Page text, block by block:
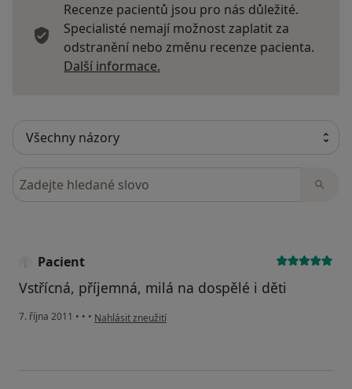
Recenze pacientů jsou pro nás důležité.
Specialisté nemají možnost zaplatit za
odstranění nebo změnu recenze pacienta.
Další informace.
Hledejte v názorech
Pacient
Vstřícná, příjemná, milá na dospělé i děti
7. října 2011 • • • podle názoru uživatele Pacient
Nahlásit zneužití